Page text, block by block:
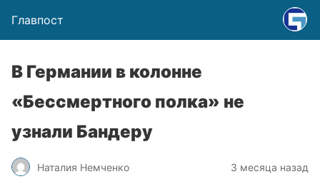
Главпост
В Германии в колонне
«Бессмертного полка» не
узнали Бандеру
Наталия Немченко 3 месяца назад